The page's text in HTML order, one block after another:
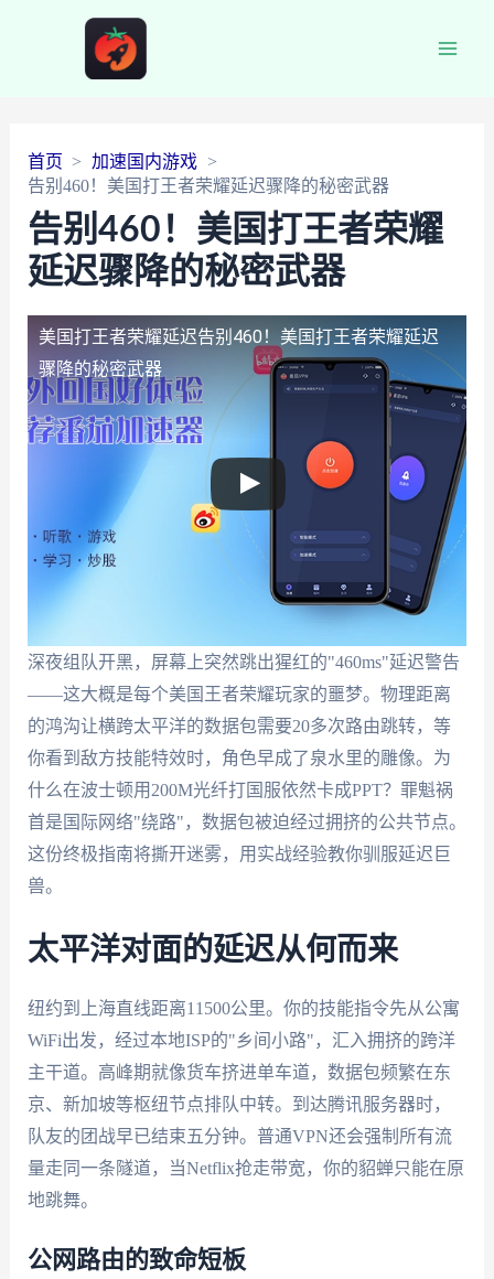
首页
加速国内游戏
告别460！美国打王者荣耀延迟骤降的秘密武器
告别460！美国打王者荣耀
延迟骤降的秘密武器
美国打王者荣耀延迟告别460！美国打王者荣耀延迟
骤降的秘密武器
深夜组队开黑，屏幕上突然跳出猩红的"460ms"延迟警告
——这大概是每个美国王者荣耀玩家的噩梦。物理距离
的鸿沟让横跨太平洋的数据包需要20多次路由跳转，等
你看到敌方技能特效时，角色早成了泉水里的雕像。为
什么在波士顿用200M光纤打国服依然卡成PPT？罪魁祸
首是国际网络"绕路"，数据包被迫经过拥挤的公共节点。
这份终极指南将撕开迷雾，用实战经验教你驯服延迟巨
兽。
太平洋对面的延迟从何而来
纽约到上海直线距离11500公里。你的技能指令先从公寓
WiFi出发，经过本地ISP的"乡间小路"，汇入拥挤的跨洋
主干道。高峰期就像货车挤进单车道，数据包频繁在东
京、新加坡等枢纽节点排队中转。到达腾讯服务器时，
队友的团战早已结束五分钟。普通VPN还会强制所有流
量走同一条隧道，当Netflix抢走带宽，你的貂蝉只能在原
地跳舞。
公网路由的致命短板